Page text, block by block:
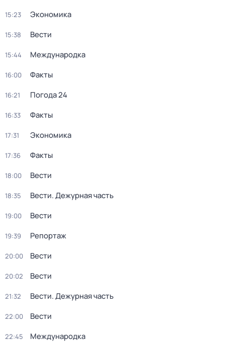
15:23 Экономика
15:38 Вести
15:44 Международка
16:00 Факты
16:21 Погода 24
16:33 Факты
17:31 Экономика
17:36 Факты
18:00 Вести
18:35 Вести. Дежурная часть
19:00 Вести
19:39 Репортаж
20:00 Вести
20:02 Вести
21:32 Вести. Дежурная часть
22:00 Вести
22:45 Международка